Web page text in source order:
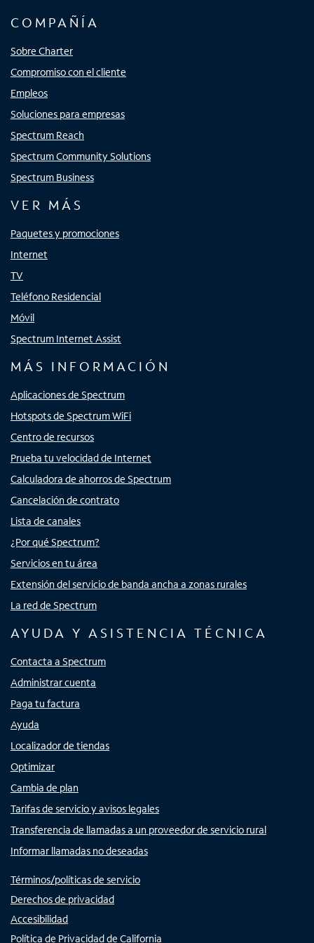
COMPAÑÍA
Sobre Charter
Compromiso con el cliente
Empleos
Soluciones para empresas
Spectrum Reach
Spectrum Community Solutions
Spectrum Business
VER MÁS
Paquetes y promociones
Internet
TV
Teléfono Residencial
Móvil
Spectrum Internet Assist
MÁS INFORMACIÓN
Aplicaciones de Spectrum
Hotspots de Spectrum WiFi
Centro de recursos
Prueba tu velocidad de Internet
Calculadora de ahorros de Spectrum
Cancelación de contrato
Lista de canales
¿Por qué Spectrum?
Servicios en tu área
Extensión del servicio de banda ancha a zonas rurales
La red de Spectrum
AYUDA Y ASISTENCIA TÉCNICA
Contacta a Spectrum
Administrar cuenta
Paga tu factura
Ayuda
Localizador de tiendas
Optimizar
Cambia de plan
Tarifas de servicio y avisos legales
Transferencia de llamadas a un proveedor de servicio rural
Informar llamadas no deseadas
Términos/políticas de servicio
Derechos de privacidad
Accesibilidad
Política de Privacidad de California